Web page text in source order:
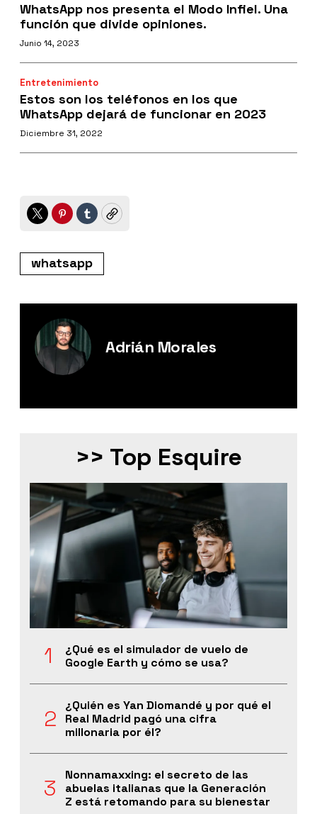
WhatsApp nos presenta el Modo Infiel. Una
función que divide opiniones.
Junio 14, 2023
Entretenimiento
Estos son los teléfonos en los que
WhatsApp dejará de funcionar en 2023
Diciembre 31, 2022
TwitterPinterest
TumblrCopy
whatsapp
Adrián Morales
>> Top Esquire
¿Qué es el simulador de vuelo de
Google Earth y cómo se usa?
¿Quién es Yan Diomandé y por qué el
Real Madrid pagó una cifra
millonaria por él?
Nonnamaxxing: el secreto de las
abuelas italianas que la Generación
Z está retomando para su bienestar